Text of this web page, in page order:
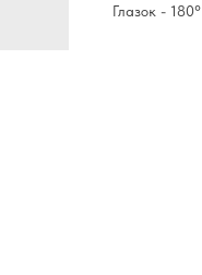
Глазок - 180°